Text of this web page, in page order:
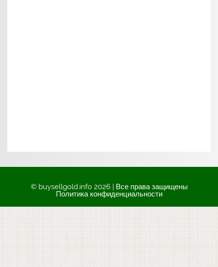
© buysellgold.info 2026 | Все права защищены
Политика конфиденциальности